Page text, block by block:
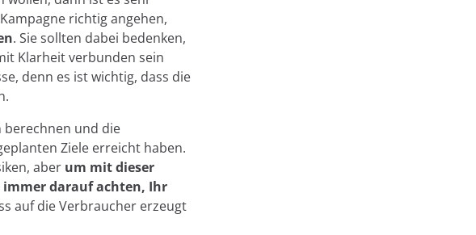
richtig angehen,
. Sie sollten dabei bedenken,
Klarheit verbunden sein
denn es ist wichtig, dass die
berechnen und die
Ziele erreicht haben.
aber um mit dieser
immer darauf achten, Ihr
auf die Verbraucher erzeugt